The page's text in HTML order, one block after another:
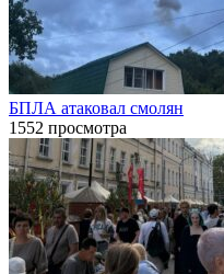
БПЛА атаковал смолян
1552 просмотра